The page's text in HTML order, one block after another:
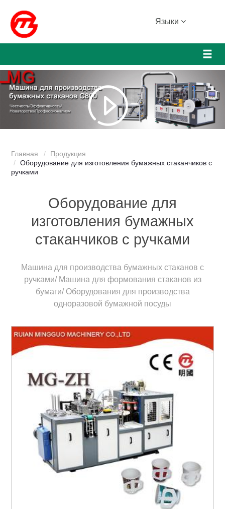
Языки
Главная
Продукция
Оборудование для изготовления бумажных стаканчиков с
ручками
Оборудование для
изготовления бумажных
стаканчиков с ручками
Машина для производства бумажных стаканов с
ручками/ Машина для формования стаканов из
бумаги/ Оборудования для производства
одноразовой бумажной посуды